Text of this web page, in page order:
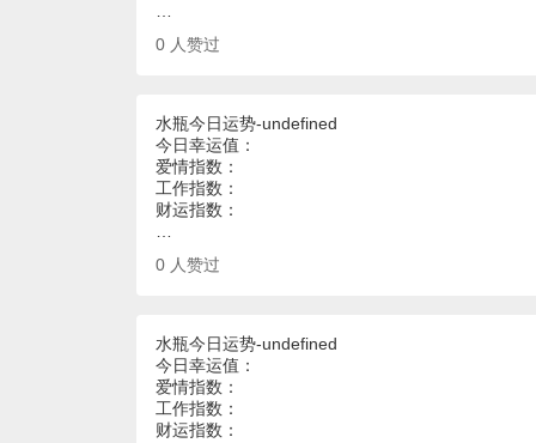
0 人赞过
水瓶今日运势-undefined
今日幸运值：
爱情指数：
工作指数：
财运指数：
0 人赞过
水瓶今日运势-undefined
今日幸运值：
爱情指数：
工作指数：
财运指数：